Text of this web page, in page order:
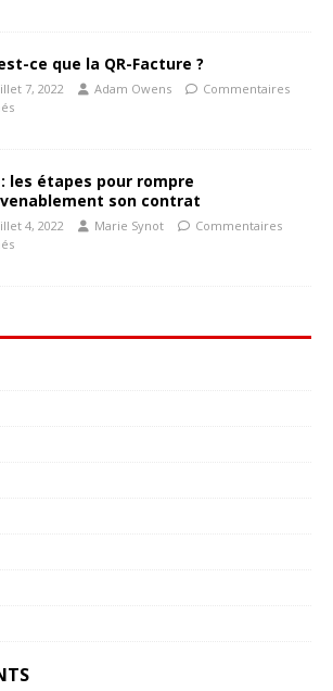
ce que la QR-Facture ?
7, 2022 Adam Owens
Commentaires
: les étapes pour rompre
son contrat
4, 2022 Marie Synot
Commentaires